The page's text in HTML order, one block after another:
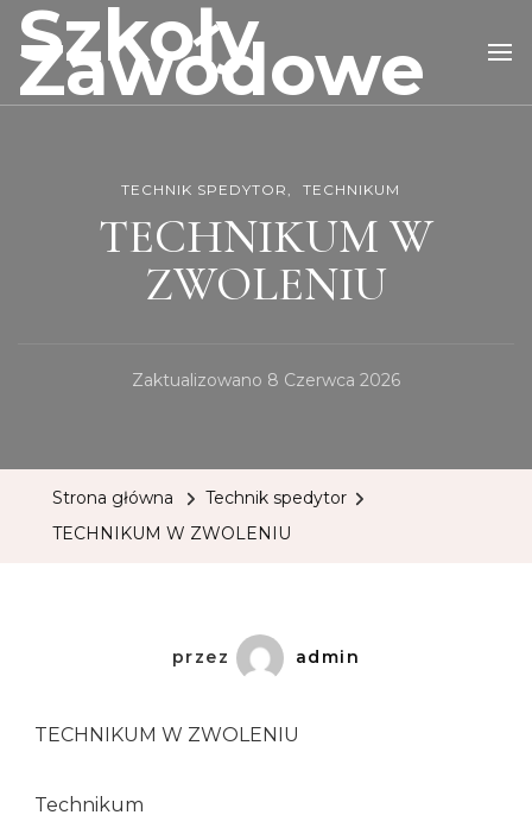
Szkoły
Zawodowe
TECHNIK SPEDYTOR TECHNIKUM
TECHNIKUM W
ZWOLENIU
Zaktualizowano 8 Czerwca 2026
Strona główna
Technik spedytor
TECHNIKUM W ZWOLENIU
przez admin
TECHNIKUM W ZWOLENIU
Technikum